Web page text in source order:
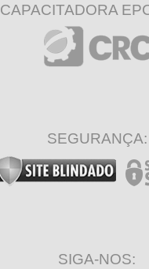
CAPACITADORA
SEGURANÇA:
SIGA-NOS: